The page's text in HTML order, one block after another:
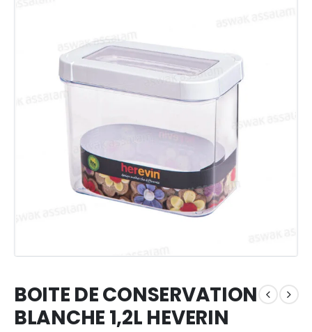
BOITE DE CONSERVATION
BLANCHE 1,2L HEVERIN